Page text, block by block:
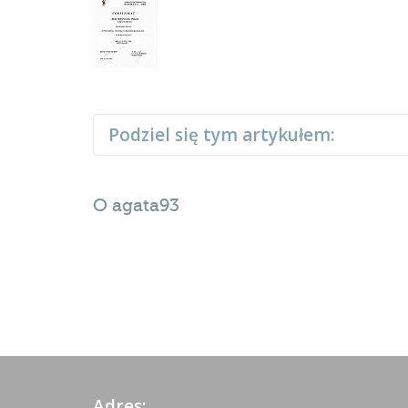
Podziel się tym artykułem:
O agata93